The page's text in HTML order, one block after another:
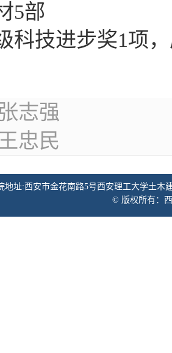
5部
科技进步奖1项
张志强
王忠民
地址:西安市金花南路5号西安理工大学土木
© 版权所有：